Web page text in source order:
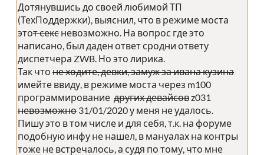
Дотянувшись до своей любимой ТП
(ТехПоддержки), выяснил, что в режиме моста
этот секс невозможно. На вопрос где это
написано, был даден ответ сродни ответу
диспетчера ZWB. Но это лирика.
Так что не ходите, девки, замуж за ивана кузина
имейте ввиду, в режиме моста через m100
программирование других девайсовz031
невозможно 31/01/2020 у меня не удалось.
Пишу это в том числе и для себя, т.к. на форуме
подобную инфу не нашел, в мануалах на контры
тоже не встречалось, а судя по тому, что мне